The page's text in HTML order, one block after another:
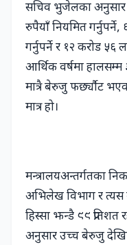
सचिव भुजेलका अनुसार
रुपैयाँ नियमित
गर्नुपर्ने र १२ करोड
आर्थिक वर्षमा
मात्रै बेरुजु फर्छ्यौट
मात्र हो।
मन्त्रालयअन्तर्गतका
अभिलेख विभाग र त्यस
हिस्सा झन्डै ९९
अनुसार उच्च बेरुजु